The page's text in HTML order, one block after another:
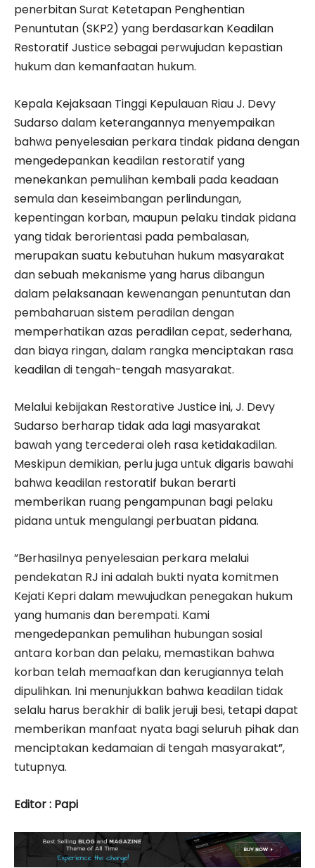
penerbitan Surat Ketetapan Penghentian
Penuntutan (SKP2) yang berdasarkan Keadilan
Restoratif Justice sebagai perwujudan kepastian
hukum dan kemanfaatan hukum.
Kepala Kejaksaan Tinggi Kepulauan Riau J. Devy
Sudarso dalam keterangannya menyempaikan
bahwa penyelesaian perkara tindak pidana dengan
mengedepankan keadilan restoratif yang
menekankan pemulihan kembali pada keadaan
semula dan keseimbangan perlindungan,
kepentingan korban, maupun pelaku tindak pidana
yang tidak berorientasi pada pembalasan,
merupakan suatu kebutuhan hukum masyarakat
dan sebuah mekanisme yang harus dibangun
dalam pelaksanaan kewenangan penuntutan dan
pembaharuan sistem peradilan dengan
memperhatikan azas peradilan cepat, sederhana,
dan biaya ringan, dalam rangka menciptakan rasa
keadilan di tengah-tengah masyarakat.
Melalui kebijakan Restorative Justice ini, J. Devy
Sudarso berharap tidak ada lagi masyarakat
bawah yang tercederai oleh rasa ketidakadilan.
Meskipun demikian, perlu juga untuk digaris bawahi
bahwa keadilan restoratif bukan berarti
memberikan ruang pengampunan bagi pelaku
pidana untuk mengulangi perbuatan pidana.
”Berhasilnya penyelesaian perkara melalui
pendekatan RJ ini adalah bukti nyata komitmen
Kejati Kepri dalam mewujudkan penegakan hukum
yang humanis dan berempati. Kami
mengedepankan pemulihan hubungan sosial
antara korban dan pelaku, memastikan bahwa
korban telah memaafkan dan kerugiannya telah
dipulihkan. Ini menunjukkan bahwa keadilan tidak
selalu harus berakhir di balik jeruji besi, tetapi dapat
memberikan manfaat nyata bagi seluruh pihak dan
menciptakan kedamaian di tengah masyarakat”,
tutupnya.
Editor : Papi